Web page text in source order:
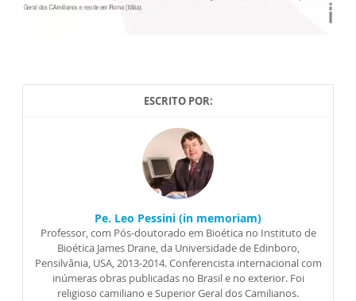
ESCRITO POR:
Pe. Leo Pessini (in memoriam)
Professor, com Pós-doutorado em Bioética no Instituto de
Bioética James Drane, da Universidade de Edinboro,
Pensilvânia, USA, 2013-2014. Conferencista internacional com
inúmeras obras publicadas no Brasil e no exterior. Foi
religioso camiliano e Superior Geral dos Camilianos.